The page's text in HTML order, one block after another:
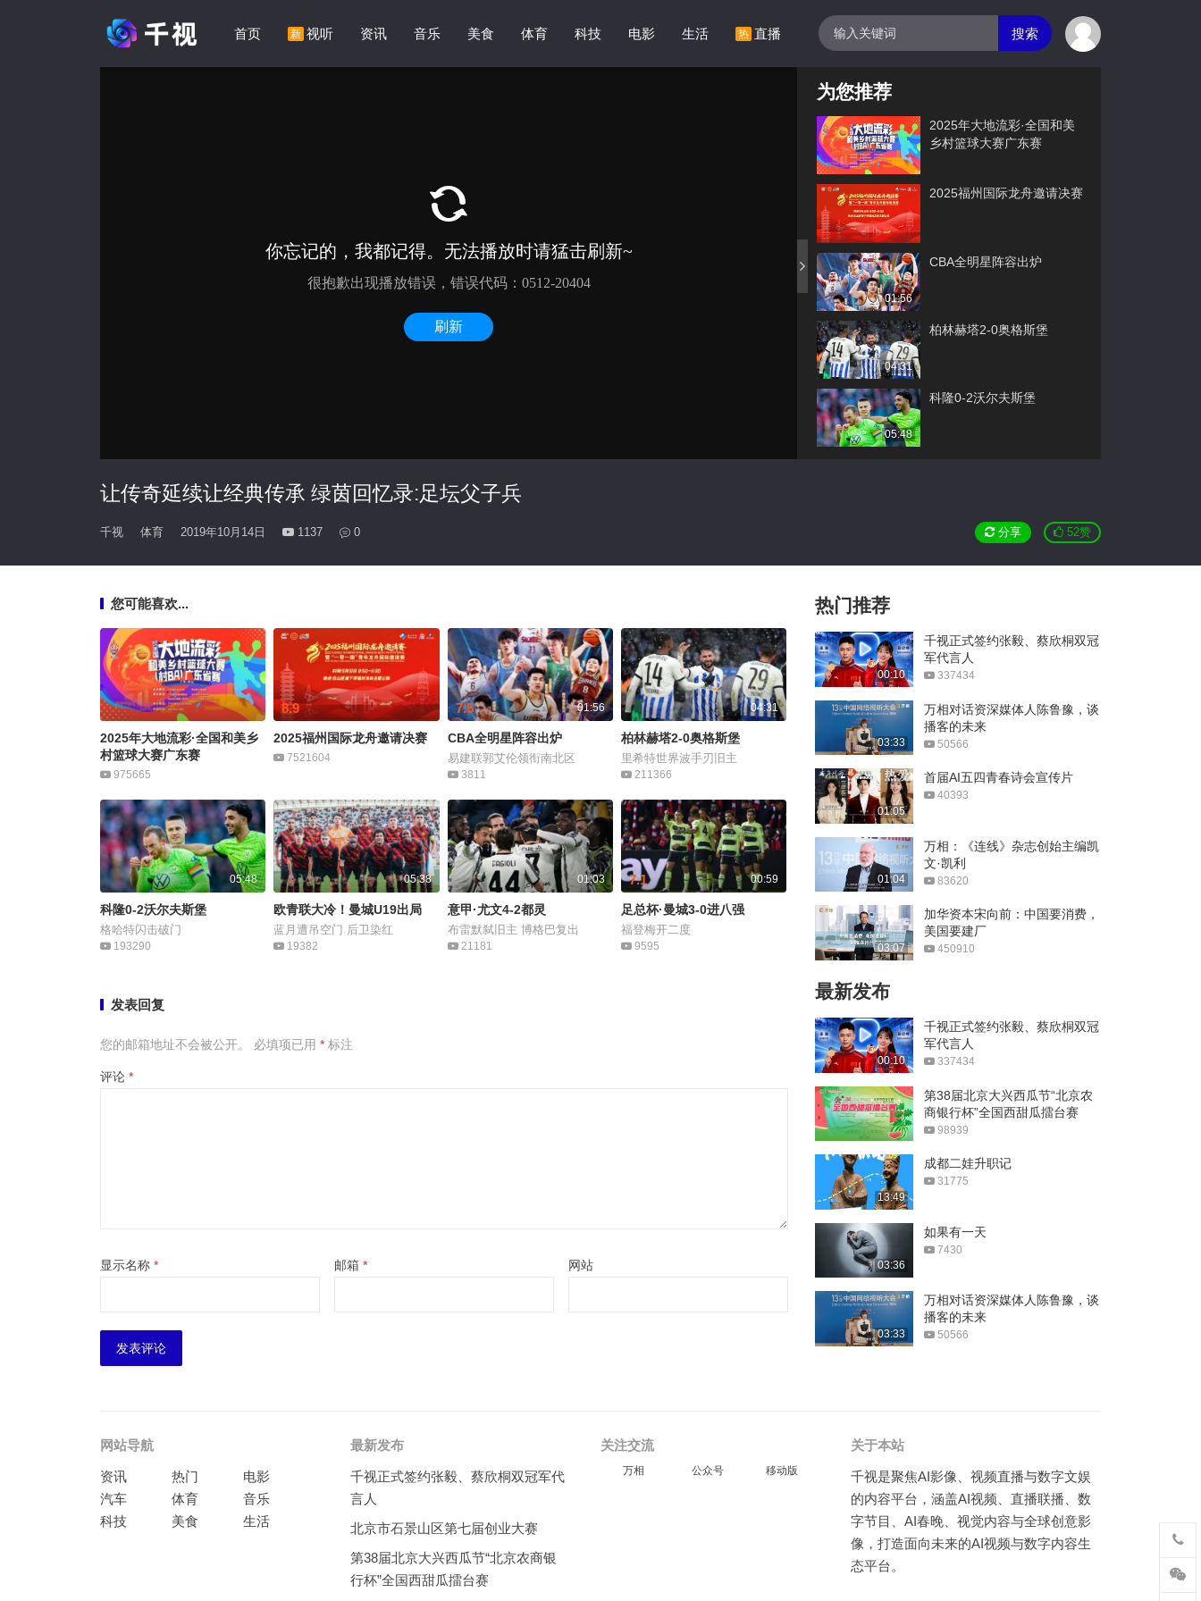
首页 新 视听 资讯 音乐 美食 体育 科技 电影 生活 热 直播 搜索
让传奇延续让经典传承 绿茵回忆录:足坛父子兵
千视 体育 2019年10月14日 1137 0 分享 52赞
为您推荐
2025年大地流彩·全国和美
乡村篮球大赛广东赛
2025福州国际龙舟邀请决赛
01:56
CBA全明星阵容出炉
04:31
柏林赫塔2-0奥格斯堡
05:48
科隆0-2沃尔夫斯堡
意甲·尤文4-2都灵
00:59
00:53
曝青岛接近签约亚当斯
00:38
孙杨听证会11月瑞士开庭
01:28
00:51
美国4连胜仍可能被淘汰
国足公布出征马代名单
00:47
00:33
01:04
14:43
06:46
07:32
这是奇骏该走的路吗？
您可能喜欢...
2025年大地流彩·全国和美乡
村篮球大赛广东赛
975665
8.9
2025福州国际龙舟邀请决赛
7521604
01:56
7.5
CBA全明星阵容出炉
易建联郭艾伦领衔南北区
3811
04:31
柏林赫塔2-0奥格斯堡
里希特世界波手刃旧主
211366
05:48
科隆0-2沃尔夫斯堡
格哈特闪击破门
193290
05:38
欧青联大冷！曼城U19出局
蓝月遭吊空门 后卫染红
19382
01:03
意甲·尤文4-2都灵
布雷默弑旧主 博格巴复出
21181
00:59
7.1
足总杯·曼城3-0进八强
福登梅开二度
9595
发表回复
您的邮箱地址不会被公开。 必填项已用 * 标注
评论 *
显示名称 * 邮箱 * 网站
热门推荐
00:10
千视正式签约张毅、蔡欣桐双冠
军代言人
337434
03:33
万相对话资深媒体人陈鲁豫，谈
播客的未来
50566
01:05
首届AI五四青春诗会宣传片
40393
01:04
万相：《连线》杂志创始主编凯
文·凯利
83620
03:07
加华资本宋向前：中国要消费，
美国要建厂
450910
最新发布
00:10
千视正式签约张毅、蔡欣桐双冠
军代言人
337434
第38届北京大兴西瓜节“北京农
商银行杯”全国西甜瓜擂台赛
98939
13:49
成都二娃升职记
31775
03:36
如果有一天
7430
03:33
万相对话资深媒体人陈鲁豫，谈
播客的未来
50566
网站导航
资讯 热门
电影
汽车
体育
音乐
科技
美食 生活
最新发布
千视正式签约张毅、蔡欣桐双冠军代
言人
北京市石景山区第七届创业大赛
第38届北京大兴西瓜节“北京农商银
行杯”全国西甜瓜擂台赛
关注交流
万相 公众号 移动版
关于本站
千视是聚焦AI影像、视频直播与数字文娱
的内容平台，涵盖AI视频、直播联播、数
字节目、AI春晚、视觉内容与全球创意影
像，打造面向未来的AI视频与数字内容生
态平台。